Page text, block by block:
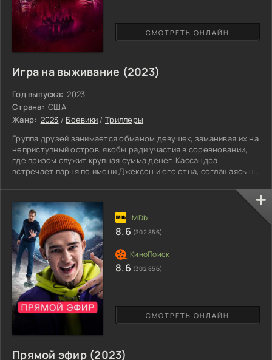
Игра на выживание (2023)
Год выпуска: 2023
Страна: США
Жанр: 2023 / Боевики /Триллеры
Группа друзей занимается обманом девушек, заманивая их на
неприступный остров, якобы ради участия в соревновании,
где призом служит крупная сумма денег. Кассандра
встречает парня по имени Джексон и его отца, соглашаясь на
компанией других охотников. Героиня думает, что весело
проведет время, но узнает, что охота ведется не на диких
зверей, а на девушек, обманом попавших в смертельную
ловушку. Таким образом приятели стремятся показать силу.
СМОТРЕТЬ ОНЛАЙН
Прямой эфир (2023)
СМОТРЕТЬ ОНЛАЙН
8.6 (302 856)
8.6 (302 856)